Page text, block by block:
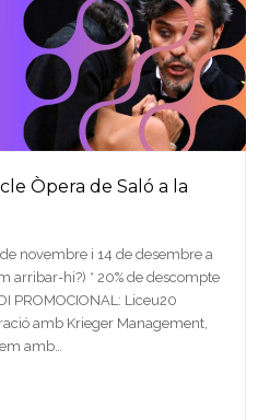
Òpera de Saló a la
novembre i 14 de desembre a
arribar-hi?) * 20% de descompte
PROMOCIONAL: Liceu20
amb Krieger Management,
amb…